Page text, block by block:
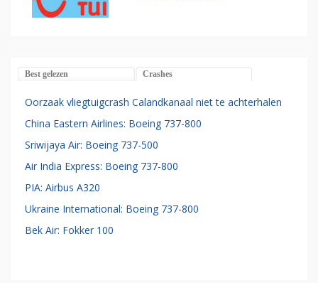
Best gelezen Crashes
Oorzaak vliegtuigcrash Calandkanaal niet te achterhalen
China Eastern Airlines: Boeing 737-800
Sriwijaya Air: Boeing 737-500
Air India Express: Boeing 737-800
PIA: Airbus A320
Ukraine International: Boeing 737-800
Bek Air: Fokker 100